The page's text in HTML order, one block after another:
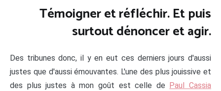
Témoigner et réfléchir. Et puis
surtout dénoncer et agir.
Des tribunes donc, il y en eut ces derniers jours d'aussi
justes que d'aussi émouvantes. L'une des plus jouissive et
des plus justes à mon goût est celle de Paul Cassia